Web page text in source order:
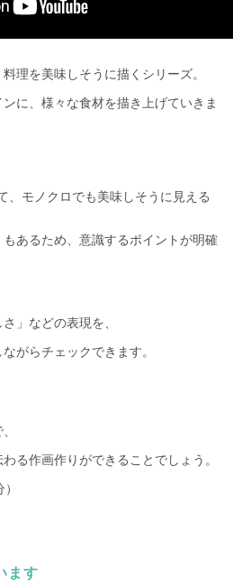
理を美味しそうに描くシリーズ。
に、様々な食材を描き上げていきま
、モノクロでも美味しそうに見える
あるため、意識するポイントが明確
」などの表現を、
がらチェックできます。
る作画作りができることでしょう。
ます